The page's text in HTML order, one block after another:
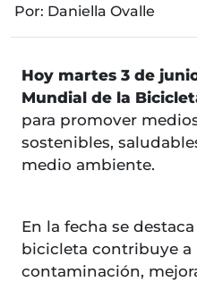
Por: Daniella Ovalle
Hoy martes 3 de
Mundial de la
para promover
sostenibles,
medio ambiente.
En la fecha se
bicicleta contribuye a
contaminación,